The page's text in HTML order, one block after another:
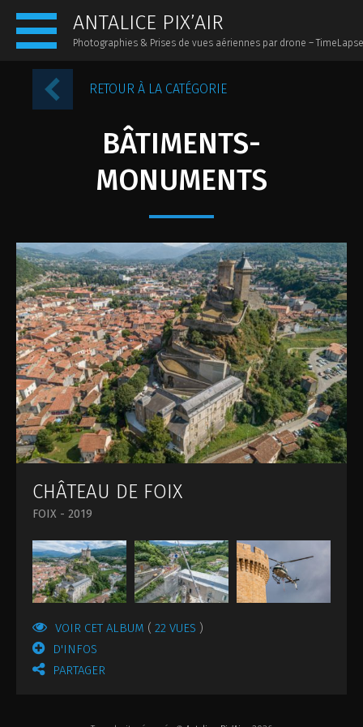
ANTALICE PIX’AIR
Photographies & Prises de vues aériennes par drone – TimeLapse
ACCUEIL
PRÉSENTATION
PHOTOS AÉRIENNES
PANORAMIQUES 360
VIDÉOS
TIMELAPSE
CONTACT
ILS NOUS FONT CONFIANCE
RETOUR À LA CATÉGORIE
BÂTIMENTS-
MONUMENTS
CHÂTEAU DE FOIX
FOIX - 2019
VOIR CET ALBUM
22 VUES
D'INFOS
PARTAGER